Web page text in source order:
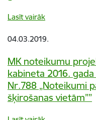
Lasīt vairāk
04.03.2019.
MK noteikumu
kabineta 2016.
Nr.788 „Noteikumi
šķirošanas vietām””